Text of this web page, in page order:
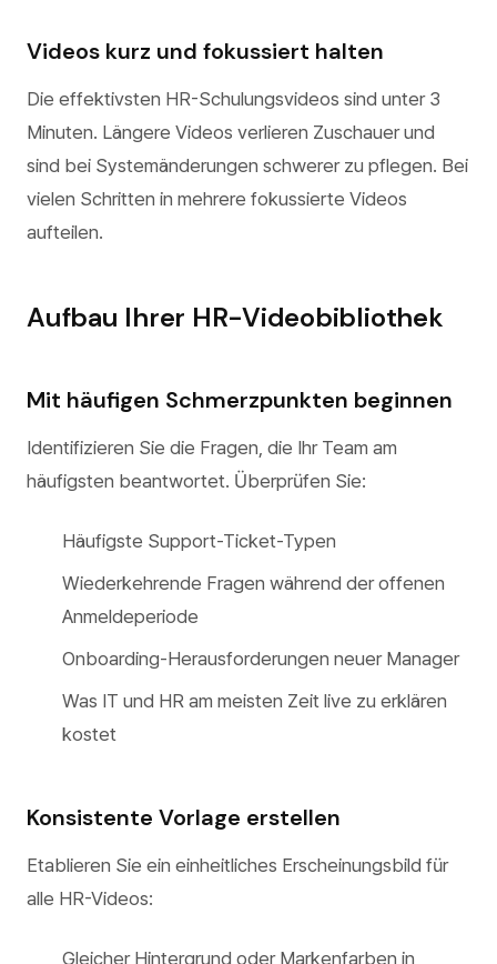
Videos kurz und fokussiert halten
Die effektivsten HR-Schulungsvideos sind unter 3
Minuten. Längere Videos verlieren Zuschauer und
sind bei Systemänderungen schwerer zu pflegen. Bei
vielen Schritten in mehrere fokussierte Videos
aufteilen.
Aufbau Ihrer HR-Videobibliothek
Mit häufigen Schmerzpunkten beginnen
Identifizieren Sie die Fragen, die Ihr Team am
häufigsten beantwortet. Überprüfen Sie:
Häufigste Support-Ticket-Typen
Wiederkehrende Fragen während der offenen
Anmeldeperiode
Onboarding-Herausforderungen neuer Manager
Was IT und HR am meisten Zeit live zu erklären
kostet
Konsistente Vorlage erstellen
Etablieren Sie ein einheitliches Erscheinungsbild für
alle HR-Videos:
Gleicher Hintergrund oder Markenfarben in